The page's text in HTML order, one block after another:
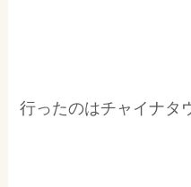
行ったのはチャイナタ